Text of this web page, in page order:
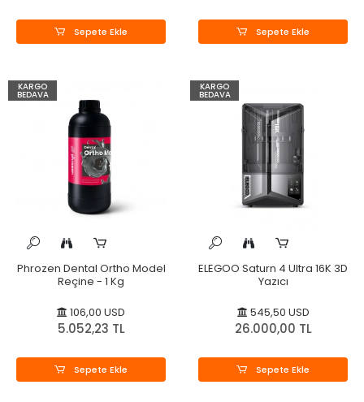
Sepete Ekle Sepete Ekle
KARGO
BEDAVA
Phrozen Dental Ortho Model
Reçine - 1 Kg
106,00 USD
5.052,23 TL
Sepete Ekle
KARGO
BEDAVA
ELEGOO Saturn 4 Ultra 16K 3D
Yazıcı
545,50 USD
26.000,00 TL
Sepete Ekle